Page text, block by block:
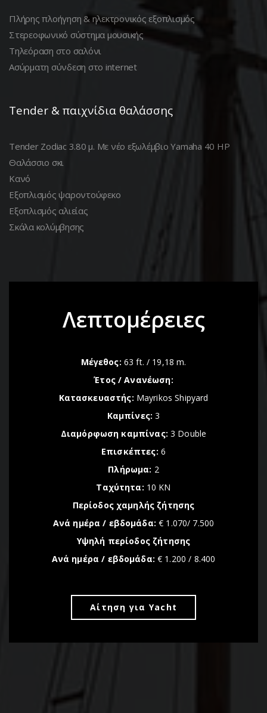
Πλήρης πλοήγηση & ηλεκτρονικός εξοπλισμός
Στερεοφωνικό σύστημα μουσικής
Τηλεόραση στο σαλόνι
Ασύρματη σύνδεση στο internet
Tender & παιχνίδια θαλάσσης
Tender Zodiac 3.80 μ. Με νέο εξωλέμβιο Yamaha 40 HP
Θαλάσσιο σκι
Κανό
Εξοπλισμός ψαροντούφεκο
Εξοπλισμός αλιείας
Σκάλα κολύμβησης
Λεπτομέρειες
Mέγεθος: 63 ft. / 19,18 m.
Έτος / Ανανέωση:
Κατασκευαστής: Mayrikos Shipyard
Καμπίνες: 3
Διαμόρφωση καμπίνας: 3 Double
Επισκέπτες: 6
Πλήρωμα: 2
Ταχύτητα: 10 KN
Περίοδος χαμηλής ζήτησης
Ανά ημέρα / εβδομάδα: € 1.070/ 7.500
Υψηλή περίοδος ζήτησης
Ανά ημέρα / εβδομάδα: € 1.200 / 8.400
Αίτηση για Yacht